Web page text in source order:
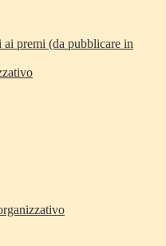
premi (da pubblicare in